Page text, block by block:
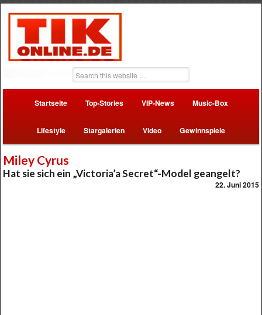
Startseite Top-Stories VIP-News Music-Box
Lifestyle Stargalerien Video Gewinnspiele
Miley Cyrus
Hat sie sich ein „Victoria’a Secret“-Model geangelt?
22. Juni 2015